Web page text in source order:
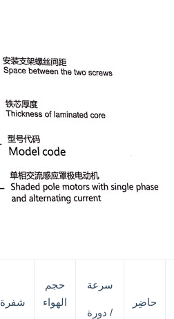
حاضِر
سرعة
/ دورة
حجم
الهواء
شفرة